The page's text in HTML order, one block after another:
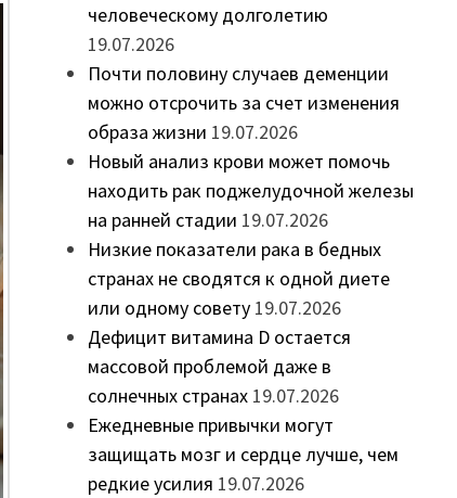
человеческому долголетию
19.07.2026
Почти половину случаев деменции
можно отсрочить за счет изменения
образа жизни 19.07.2026
Новый анализ крови может помочь
находить рак поджелудочной железы
на ранней стадии 19.07.2026
Низкие показатели рака в бедных
странах не сводятся к одной диете
или одному совету 19.07.2026
Дефицит витамина D остается
массовой проблемой даже в
солнечных странах 19.07.2026
Ежедневные привычки могут
защищать мозг и сердце лучше, чем
редкие усилия 19.07.2026